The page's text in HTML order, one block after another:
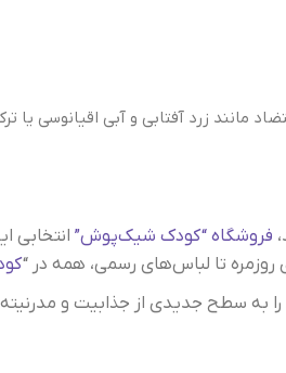
متضاد مانند زرد آفتابی و آبی
فروشگاه “کودک شیک‌پوش” انتخابی
روزمره تا لباس‌های رسمی، همه در “